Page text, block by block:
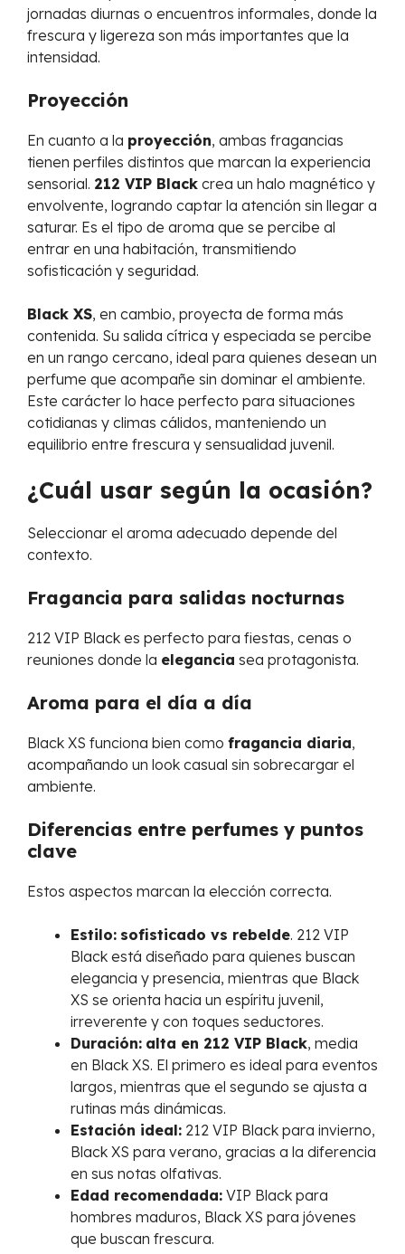
jornadas diurnas o encuentros informales, donde la
frescura y ligereza son más importantes que la
intensidad.
Proyección
En cuanto a la proyección, ambas fragancias
tienen perfiles distintos que marcan la experiencia
sensorial. 212 VIP Black crea un halo magnético y
envolvente, logrando captar la atención sin llegar a
saturar. Es el tipo de aroma que se percibe al
entrar en una habitación, transmitiendo
sofisticación y seguridad.
Black XS, en cambio, proyecta de forma más
contenida. Su salida cítrica y especiada se percibe
en un rango cercano, ideal para quienes desean un
perfume que acompañe sin dominar el ambiente.
Este carácter lo hace perfecto para situaciones
cotidianas y climas cálidos, manteniendo un
equilibrio entre frescura y sensualidad juvenil.
¿Cuál usar según la ocasión?
Seleccionar el aroma adecuado depende del
contexto.
Fragancia para salidas nocturnas
212 VIP Black es perfecto para fiestas, cenas o
reuniones donde la elegancia sea protagonista.
Aroma para el día a día
Black XS funciona bien como fragancia diaria,
acompañando un look casual sin sobrecargar el
ambiente.
Diferencias entre perfumes y puntos
clave
Estos aspectos marcan la elección correcta.
Estilo: sofisticado vs rebelde. 212 VIP
Black está diseñado para quienes buscan
elegancia y presencia, mientras que Black
XS se orienta hacia un espíritu juvenil,
irreverente y con toques seductores.
Duración: alta en 212 VIP Black, media
en Black XS. El primero es ideal para eventos
largos, mientras que el segundo se ajusta a
rutinas más dinámicas.
Estación ideal: 212 VIP Black para invierno,
Black XS para verano, gracias a la diferencia
en sus notas olfativas.
Edad recomendada: VIP Black para
hombres maduros, Black XS para jóvenes
que buscan frescura.